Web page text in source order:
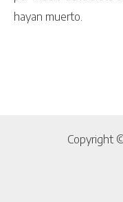
hayan muerto.
Copyright